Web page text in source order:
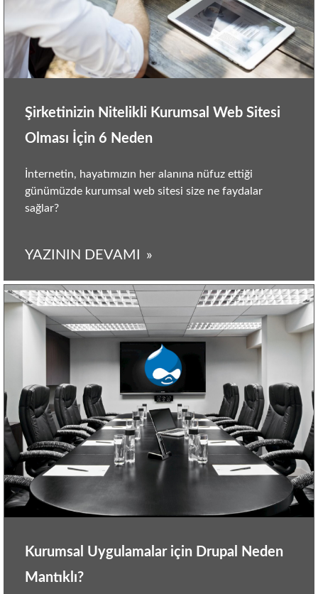
Şirketinizin Nitelikli Kurumsal Web Sitesi
Olması İçin 6 Neden
İnternetin, hayatımızın her alanına nüfuz ettiği
günümüzde kurumsal web sitesi size ne faydalar
sağlar?
YAZININ DEVAMI
Kurumsal Uygulamalar için Drupal Neden
Mantıklı?